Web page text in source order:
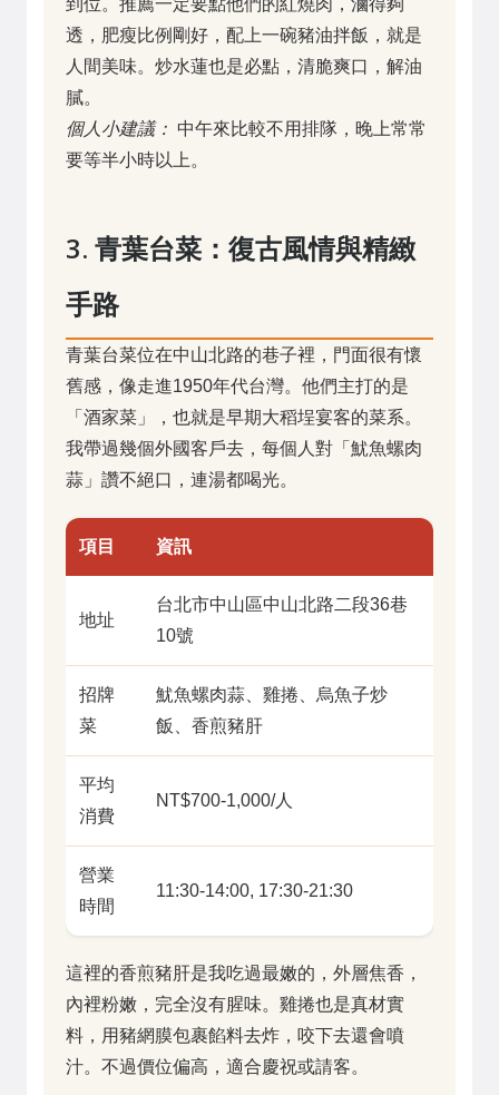
到位。推薦一定要點他們的紅燒肉，滷得夠
透，肥瘦比例剛好，配上一碗豬油拌飯，就是
人間美味。炒水蓮也是必點，清脆爽口，解油
膩。
個人小建議： 中午來比較不用排隊，晚上常常
要等半小時以上。
3. 青葉台菜：復古風情與精緻
手路
青葉台菜位在中山北路的巷子裡，門面很有懷
舊感，像走進1950年代台灣。他們主打的是
「酒家菜」，也就是早期大稻埕宴客的菜系。
我帶過幾個外國客戶去，每個人對「魷魚螺肉
蒜」讚不絕口，連湯都喝光。
項目 資訊
地址
台北市中山區中山北路二段36巷
10號
招牌
菜
魷魚螺肉蒜、雞捲、烏魚子炒
飯、香煎豬肝
平均
消費
NT$700-1,000/人
營業
時間
11:30-14:00, 17:30-21:30
這裡的香煎豬肝是我吃過最嫩的，外層焦香，
內裡粉嫩，完全沒有腥味。雞捲也是真材實
料，用豬網膜包裹餡料去炸，咬下去還會噴
汁。不過價位偏高，適合慶祝或請客。